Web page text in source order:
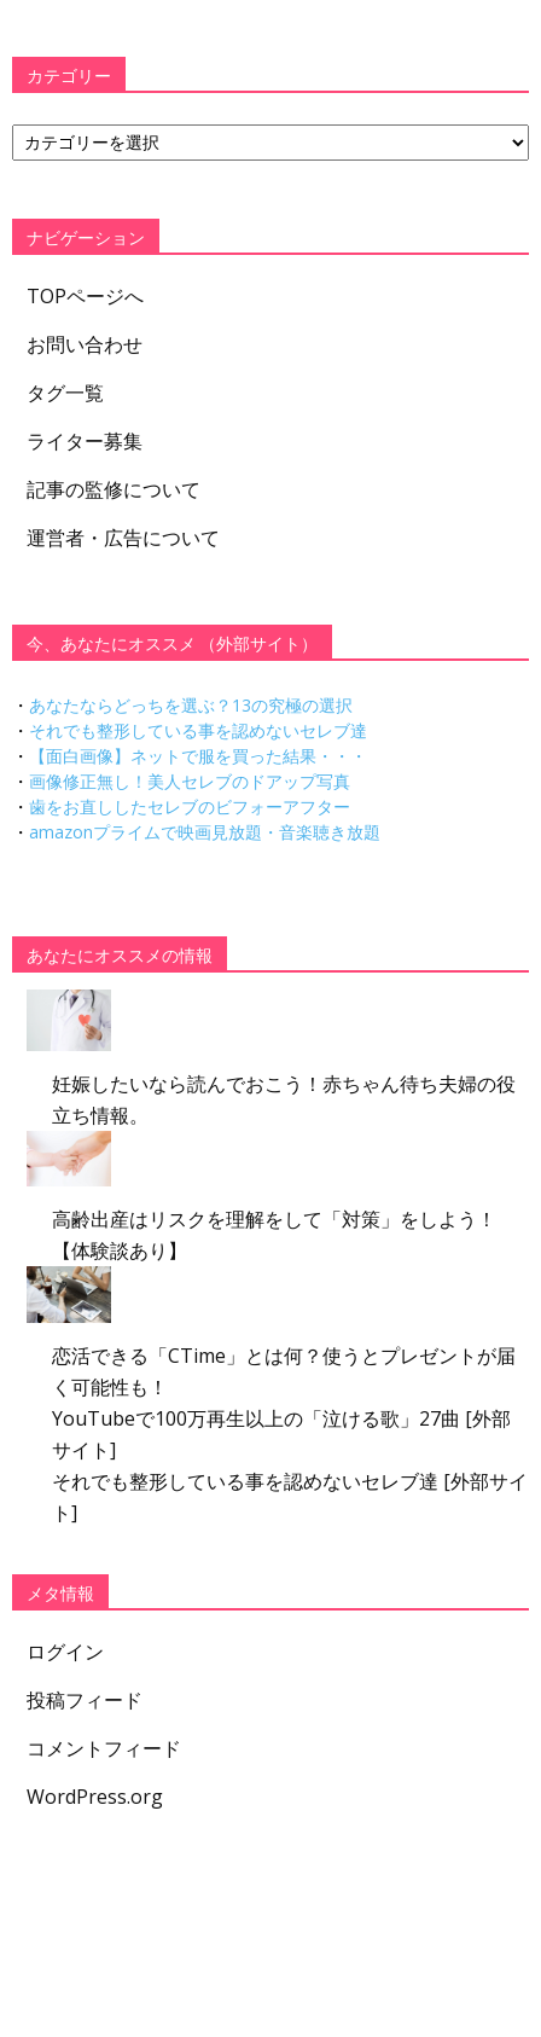
カテゴリー
カ
テ
ー
ナビゲーション
TOPページへ
お問い合わせ
タグ一覧
ライター募集
記事の監修について
運営者・広告について
今、あなたにオススメ （外部サイト）
・ あなたならどっちを選ぶ？13の究極の選択
・ それでも整形している事を認めないセレブ達
・
【面白画像】ネットで服を買った結果・・・
・ 画像修正無し！美人セレブのドアップ写真
・ 歯をお直ししたセレブのビフォーアフター
・ amazonプライムで映画見放題・音楽聴き放題
あなたにオススメの情報
妊娠したいなら読んでおこう！赤ちゃん待ち夫婦の役
立ち情報。
高齢出産はリスクを理解をして「対策」をしよう！
【体験談あり】
恋活できる「CTime」とは何？使うとプレゼントが届
く可能性も！
YouTubeで100万再生以上の「泣ける歌」27曲 [外部
サイト]
それでも整形している事を認めないセレブ達 [外部サイ
ト]
メタ情報
ログイン
投稿フィード
コメントフィード
WordPress.org